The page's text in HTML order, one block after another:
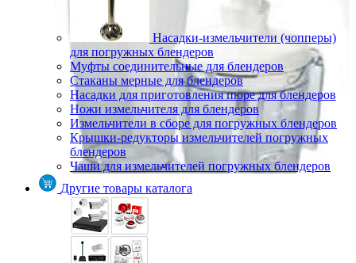
Насадки-измельчители (чопперы)
для погружных блендеров
Муфты соединительные для блендеров
Стаканы мерные для блендеров
Насадки для приготовления пюре для блендеров
Ножи измельчителя для блендеров
Измельчители в сборе для погружных блендеров
Крышки-редукторы измельчителей погружных
блендеров
Чаши для измельчителей погружных блендеров
Другие товары каталога